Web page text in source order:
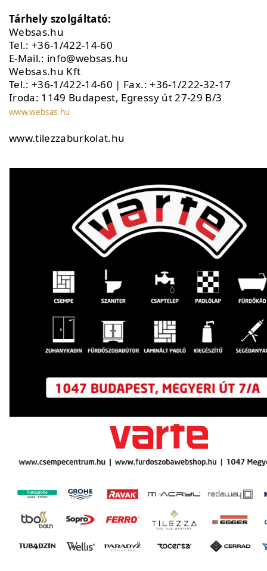
Tárhely szolgáltató:
Websas.hu
Tel.: +36-1/422-14-60
E-Mail.: info@websas.hu
Websas.hu Kft
Tel.: +36-1/422-14-60 | Fax.: +36-1/222-32-17
Iroda: 1149 Budapest, Egressy út 27-29 B/3
www.websas.hu
www.tilezzaburkolat.hu